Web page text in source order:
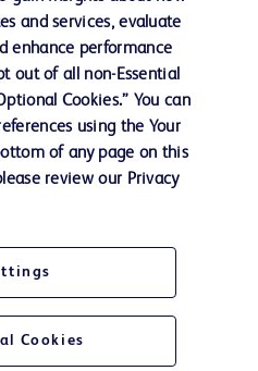
and services, evaluate
enhance performance
out of all non-Essential
Cookies.” You can
using the Your
of any page on this
review our Privacy
Cookies